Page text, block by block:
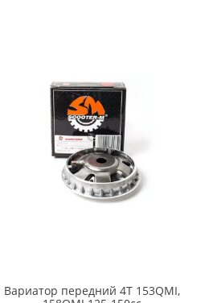
Вариатор передний 4T 153QMI,